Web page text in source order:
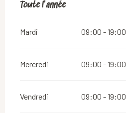
Toute l'année
Toute l'année
Mardi 09:00 - 19:00
Mercredi 09:00 - 19:00
Vendredi 09:00 - 19:00